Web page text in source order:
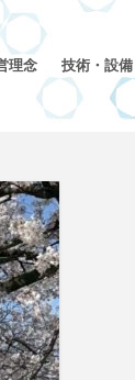
理念 技術・設備